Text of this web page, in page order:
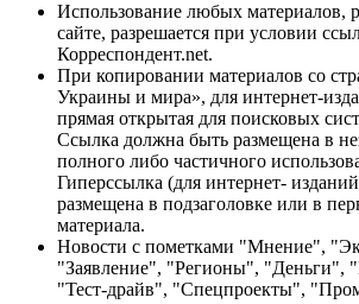
Использование любых материалов,
сайте, разрешается при условии
Корреспондент.net.
При копировании материалов со
Украины и мира», для интернет-
прямая открытая для поисковых
Ссылка должна быть размещена в
полного либо частичного
Гиперссылка (для интернет-
размещена в подзаголовке или в
материала.
Новости с пометками "Мнение",
"Заявление", "Регионы", "Деньги",
"Тест-драйв", "Спецпроекты",